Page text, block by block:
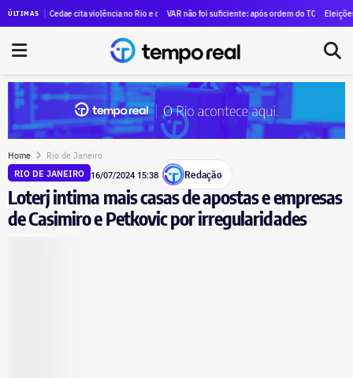
ÚLTIMASem quatro anos; e o campeão não é o ex-governador, mas Victor Travancas
Cedae cita violência no Rio e compliance para alugar SUVs blindados para diretores por R$ 1,29
VAR não foi suficiente: após ordem do TCE para anular
Eleições 2026:
Home Rio de Janeiro
RIO DE JANEIRO 16/07/2024 15:38 Redação
Loterj intima mais casas de apostas e empresas
de Casimiro e Petkovic por irregularidades